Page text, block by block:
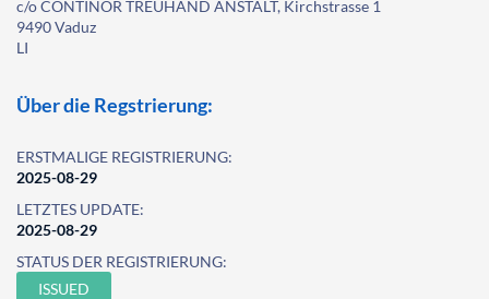
c/o CONTINOR TREUHAND ANSTALT, Kirchstrasse 1
9490 Vaduz
LI
Über die Regstrierung:
ERSTMALIGE REGISTRIERUNG:
2025-08-29
LETZTES UPDATE:
2025-08-29
STATUS DER REGISTRIERUNG:
ISSUED